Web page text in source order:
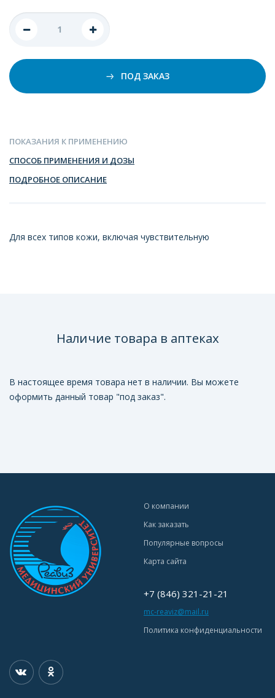
ПОД ЗАКАЗ
ПОКАЗАНИЯ К ПРИМЕНЕНИЮ
СПОСОБ ПРИМЕНЕНИЯ И ДОЗЫ
ПОДРОБНОЕ ОПИСАНИЕ
Для всех типов кожи, включая чувствительную
Наличие товара в аптеках
В настоящее время товара нет в наличии. Вы можете
оформить данный товар "под заказ".
О компании
Как заказать
Популярные вопросы
Карта сайта
+7 (846) 321-21-21
mc-reaviz@mail.ru
Политика конфиденциальности